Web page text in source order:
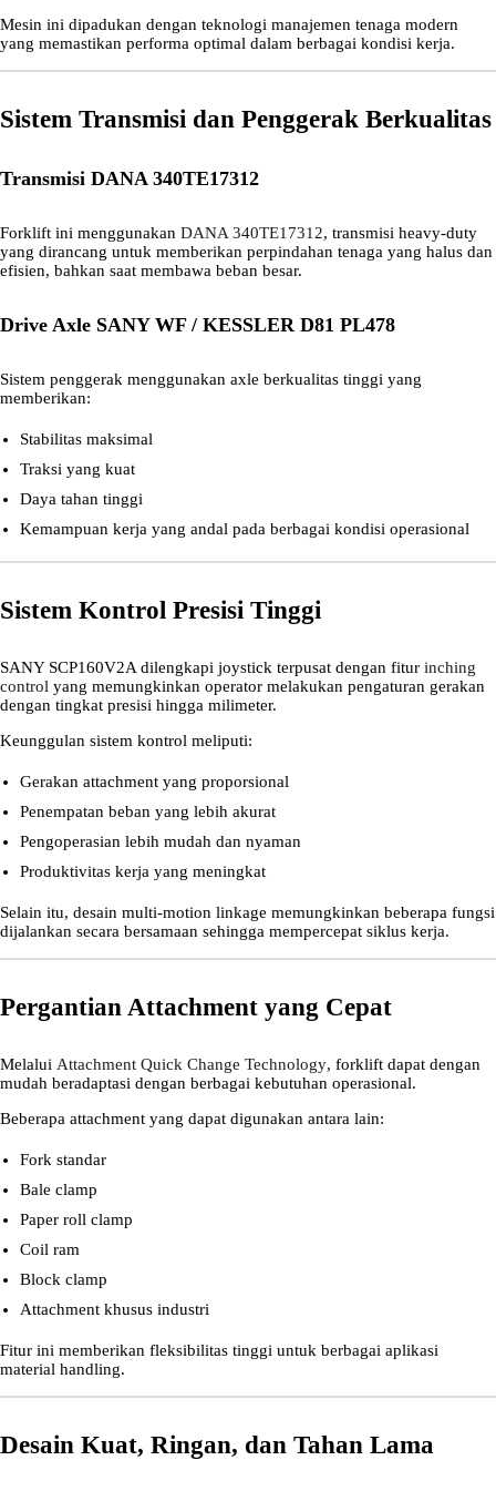
Mesin ini dipadukan dengan teknologi manajemen tenaga modern
yang memastikan performa optimal dalam berbagai kondisi kerja.
Sistem Transmisi dan Penggerak Berkualitas
Transmisi DANA 340TE17312
Forklift ini menggunakan DANA 340TE17312, transmisi heavy-duty
yang dirancang untuk memberikan perpindahan tenaga yang halus dan
efisien, bahkan saat membawa beban besar.
Drive Axle SANY WF / KESSLER D81 PL478
Sistem penggerak menggunakan axle berkualitas tinggi yang
memberikan:
Stabilitas maksimal
Traksi yang kuat
Daya tahan tinggi
Kemampuan kerja yang andal pada berbagai kondisi operasional
Sistem Kontrol Presisi Tinggi
SANY SCP160V2A dilengkapi joystick terpusat dengan fitur inching
control yang memungkinkan operator melakukan pengaturan gerakan
dengan tingkat presisi hingga milimeter.
Keunggulan sistem kontrol meliputi:
Gerakan attachment yang proporsional
Penempatan beban yang lebih akurat
Pengoperasian lebih mudah dan nyaman
Produktivitas kerja yang meningkat
Selain itu, desain multi-motion linkage memungkinkan beberapa fungsi
dijalankan secara bersamaan sehingga mempercepat siklus kerja.
Pergantian Attachment yang Cepat
Melalui Attachment Quick Change Technology, forklift dapat dengan
mudah beradaptasi dengan berbagai kebutuhan operasional.
Beberapa attachment yang dapat digunakan antara lain:
Fork standar
Bale clamp
Paper roll clamp
Coil ram
Block clamp
Attachment khusus industri
Fitur ini memberikan fleksibilitas tinggi untuk berbagai aplikasi
material handling.
Desain Kuat, Ringan, dan Tahan Lama